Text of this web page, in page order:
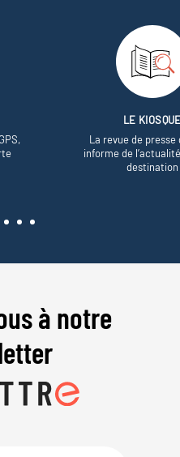
LE
La revue de presse
informe de
destination
à notre